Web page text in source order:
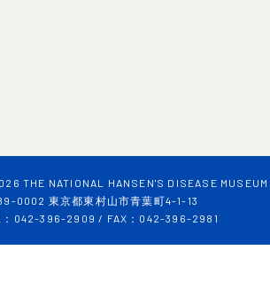
THE NATIONAL HANSEN'S DISEASE MUSEUM
0002 東京都東村山市青葉町4-1-13
：042-396-2909 / FAX：042-396-2981